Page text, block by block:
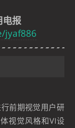
电报
jyaf886
前期视觉用户研
视觉风格和VI设